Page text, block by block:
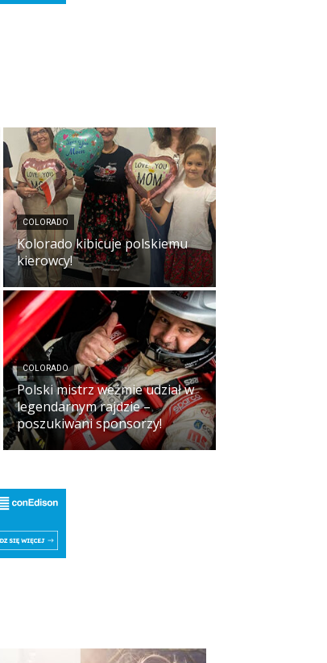
COLORADO
Kolorado kibicuje polskiemu
kierowcy!
COLORADO
Polski mistrz weźmie udział w
legendarnym rajdzie –
poszukiwani sponsorzy!